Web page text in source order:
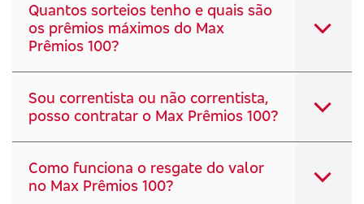
Quantos sorteios tenho e quais são
os prêmios máximos do Max
Prêmios 100?
Sou correntista ou não correntista,
posso contratar o Max Prêmios 100?
Como funciona o resgate do valor
no Max Prêmios 100?